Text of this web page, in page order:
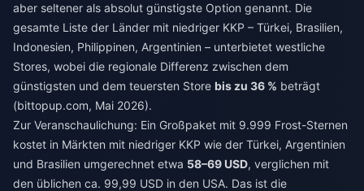
aber seltener als absolut günstigste Option genannt. Die
gesamte Liste der Länder mit niedriger KKP – Türkei, Brasilien,
Indonesien, Philippinen, Argentinien – unterbietet westliche
Stores, wobei die regionale Differenz zwischen dem
günstigsten und dem teuersten Store bis zu 36 % beträgt
(bittopup.com, Mai 2026).
Zur Veranschaulichung: Ein Großpaket mit 9.999 Frost-Sternen
kostet in Märkten mit niedriger KKP wie der Türkei, Argentinien
und Brasilien umgerechnet etwa 58–69 USD, verglichen mit
den üblichen ca. 99,99 USD in den USA. Das ist die